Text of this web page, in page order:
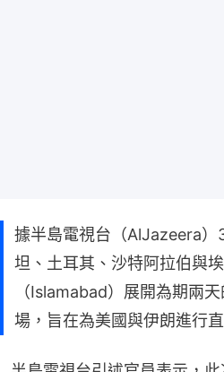
據半島電視台（AlJazeera
坦、土耳其、沙特阿拉伯與
（Islamabad）展開為期兩
場，旨在為美國與伊朗進行